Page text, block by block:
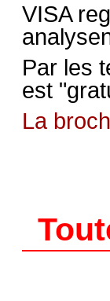
VISA
Par les
est
La